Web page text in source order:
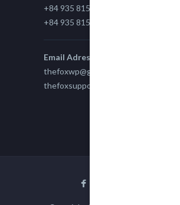
+84 935 815 989
+84 935 815 989
Email Adress
thefoxwp@gmail.com
thefoxsupport@gmail.com